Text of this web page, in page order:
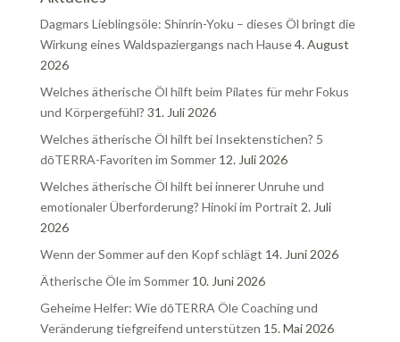
Dagmars Lieblingsöle: Shinrin-Yoku – dieses Öl bringt die
Wirkung eines Waldspaziergangs nach Hause4. August
2026
Welches ätherische Öl hilft beim Pilates für mehr Fokus
und Körpergefühl? 31. Juli 2026
Welches ätherische Öl hilft bei Insektenstichen? 5
dōTERRA-Favoriten im Sommer 12. Juli 2026
Welches ätherische Öl hilft bei innerer Unruhe und
emotionaler Überforderung? Hinoki im Portrait 2. Juli
2026
Wenn der Sommer auf den Kopf schlägt 14. Juni 2026
Ätherische Öle im Sommer 10. Juni 2026
Geheime Helfer: Wie dōTERRA Öle Coaching und
Veränderung tiefgreifend unterstützen 15. Mai 2026